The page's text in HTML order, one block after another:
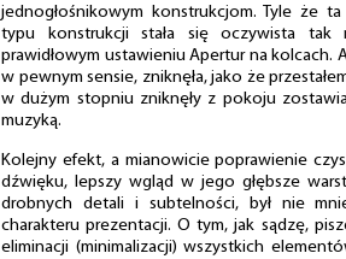
jednogłośnikowym konstrukcjom. Tyle że
typu konstrukcji stała się oczywista tak
prawidłowym ustawieniu Apertur na kolcach.
w pewnym sensie, zniknęła, jako że
w dużym stopniu zniknęły z pokoju
muzyką.
Kolejny efekt, a mianowicie poprawienie
dźwięku, lepszy wgląd w jego głębsze
drobnych detali i subtelności, był nie
charakteru prezentacji. O tym, jak sądzę,
eliminacji (minimalizacji) wszystkich